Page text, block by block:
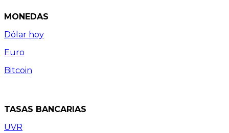
MONEDAS
Dólar hoy
Euro
Bitcoin
TASAS BANCARIAS
UVR